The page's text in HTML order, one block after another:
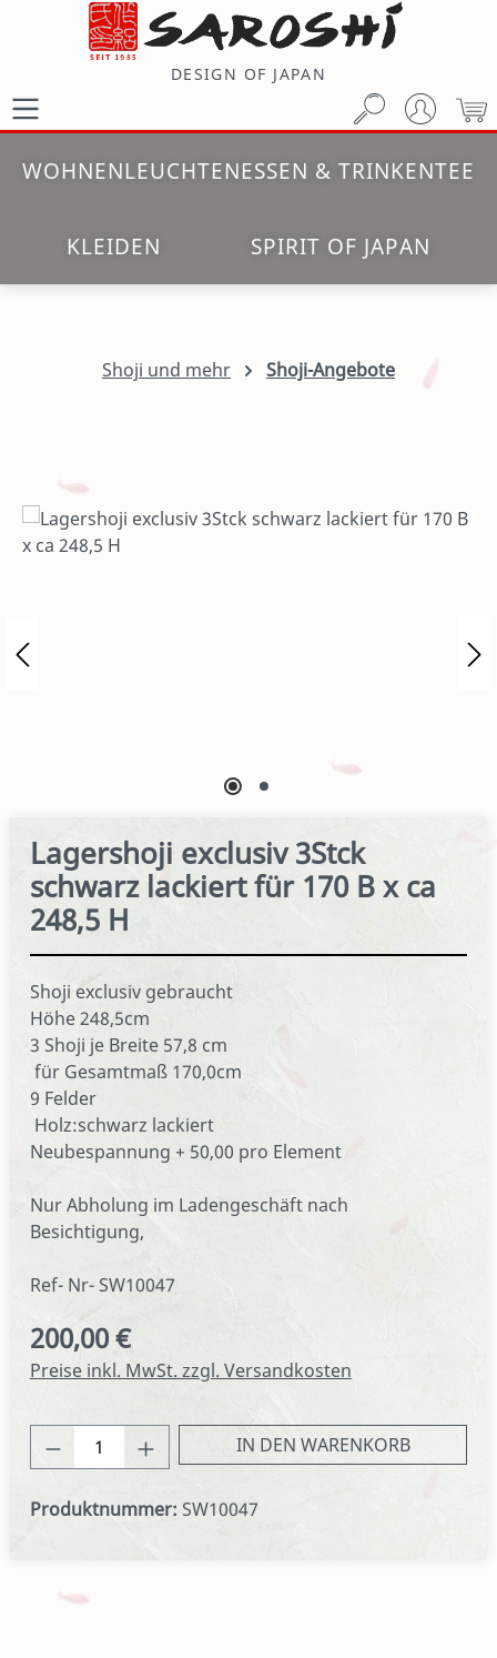
Zum Hauptinhalt springen
DESIGN OF JAPAN
WOHNENLEUCHTENESSEN & TRINKENTEE
KLEIDEN SPIRIT OF JAPAN
Shoji und mehr Shoji-Angebote
Bildergalerie überspringen
Lagershoji exclusiv 3Stck
schwarz lackiert für 170 B x ca
248,5 H
Shoji exclusiv gebraucht
Höhe 248,5cm
3 Shoji je Breite 57,8 cm
für Gesamtmaß 170,0cm
9 Felder
Holz:schwarz lackiert
Neubespannung + 50,00 pro Element
Nur Abholung im Ladengeschäft nach
Besichtigung,
Ref- Nr- SW10047
Regulärer Preis:
200,00 €
Preise inkl. MwSt. zzgl. Versandkosten
Produkt Anzahl: Gib denIN DEN WARENKORB
Produktnummer: SW10047